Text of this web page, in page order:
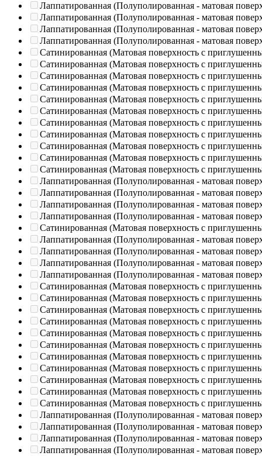
Лаппатированная (Полуполированная - матовая
Лаппатированная (Полуполированная - матовая
Лаппатированная (Полуполированная - матовая
Лаппатированная (Полуполированная - матовая
Сатинированная (Матовая поверхность с
Сатинированная (Матовая поверхность с
Сатинированная (Матовая поверхность с
Сатинированная (Матовая поверхность с
Сатинированная (Матовая поверхность с
Сатинированная (Матовая поверхность с
Сатинированная (Матовая поверхность с
Сатинированная (Матовая поверхность с
Сатинированная (Матовая поверхность с
Сатинированная (Матовая поверхность с
Сатинированная (Матовая поверхность с
Лаппатированная (Полуполированная - матовая
Лаппатированная (Полуполированная - матовая
Лаппатированная (Полуполированная - матовая
Лаппатированная (Полуполированная - матовая
Сатинированная (Матовая поверхность с
Лаппатированная (Полуполированная - матовая
Лаппатированная (Полуполированная - матовая
Лаппатированная (Полуполированная - матовая
Лаппатированная (Полуполированная - матовая
Сатинированная (Матовая поверхность с
Сатинированная (Матовая поверхность с
Сатинированная (Матовая поверхность с
Сатинированная (Матовая поверхность с
Сатинированная (Матовая поверхность с
Сатинированная (Матовая поверхность с
Сатинированная (Матовая поверхность с
Сатинированная (Матовая поверхность с
Сатинированная (Матовая поверхность с
Сатинированная (Матовая поверхность с
Сатинированная (Матовая поверхность с
Лаппатированная (Полуполированная - матовая
Лаппатированная (Полуполированная - матовая
Лаппатированная (Полуполированная - матовая
Лаппатированная (Полуполированная - матовая